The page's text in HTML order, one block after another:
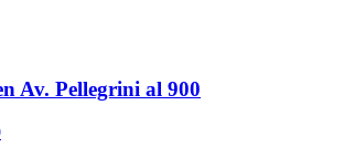
Av. Pellegrini al 900